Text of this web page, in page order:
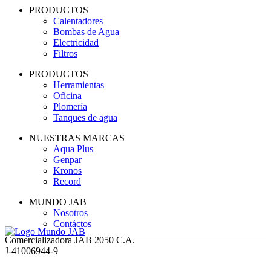
PRODUCTOS
Calentadores
Bombas de Agua
Electricidad
Filtros
PRODUCTOS
Herramientas
Oficina
Plomería
Tanques de agua
NUESTRAS MARCAS
Aqua Plus
Genpar
Kronos
Record
MUNDO JAB
Nosotros
Contáctos
Comercializadora JAB 2050 C.A.
J-41006944-9